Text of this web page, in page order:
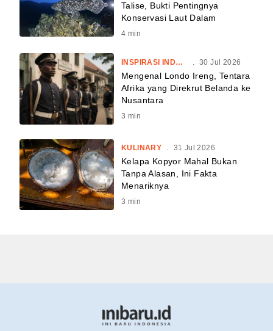
Talise, Bukti Pentingnya
Konservasi Laut Dalam
4 min
INSPIRASI INDONESIA 30 Jul 2026
Mengenal Londo Ireng, Tentara
Afrika yang Direkrut Belanda ke
Nusantara
3 min
KULINARY 31 Jul 2026
Kelapa Kopyor Mahal Bukan
Tanpa Alasan, Ini Fakta
Menariknya
3 min